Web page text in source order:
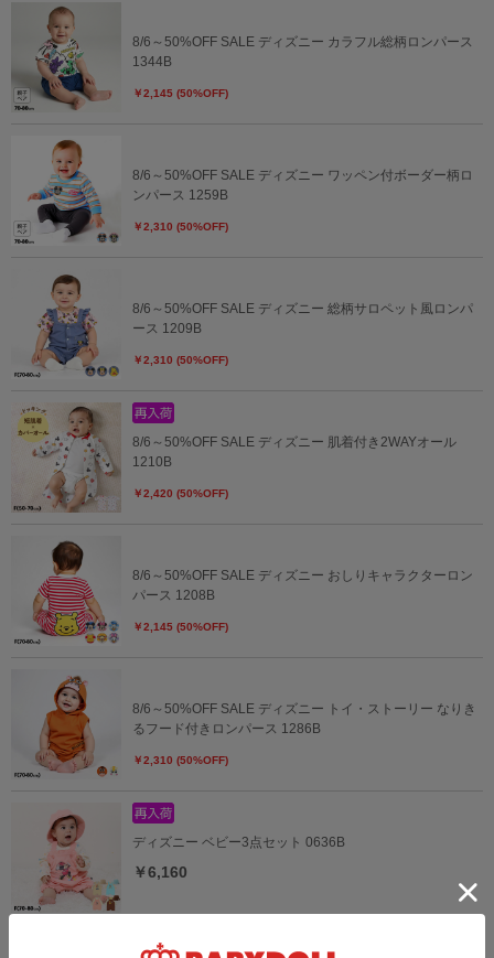
8/6～50%OFF SALE ディズニー カラフル総柄ロンパース
1344B
￥2,145 (50%OFF)
8/6～50%OFF SALE ディズニー ワッペン付ボーダー柄ロ
ンパース 1259B
￥2,310 (50%OFF)
8/6～50%OFF SALE ディズニー 総柄サロペット風ロンパ
ース 1209B
￥2,310 (50%OFF)
8/6～50%OFF SALE ディズニー 肌着付き2WAYオール
1210B
￥2,420 (50%OFF)
8/6～50%OFF SALE ディズニー おしりキャラクターロン
パース 1208B
￥2,145 (50%OFF)
8/6～50%OFF SALE ディズニー トイ・ストーリー なりき
るフード付きロンパース 1286B
￥2,310 (50%OFF)
ディズニー ベビー3点セット 0636B
￥6,160